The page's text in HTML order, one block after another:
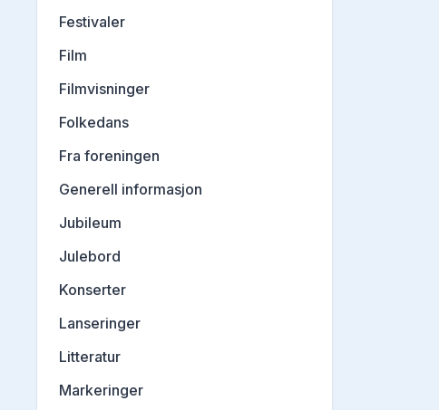
Festivaler
Film
Filmvisninger
Folkedans
Fra foreningen
Generell informasjon
Jubileum
Julebord
Konserter
Lanseringer
Litteratur
Markeringer